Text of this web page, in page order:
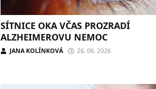
SÍTNICE OKA VČAS PROZRADÍ
ALZHEIMEROVU NEMOC
JANA KOLÍNKOVÁ 26. 06. 2026